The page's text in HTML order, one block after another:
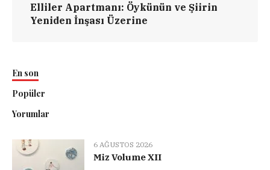
Elliler Apartmanı: Öykünün ve Şiirin
Yeniden İnşası Üzerine
En son
Popüler
Yorumlar
6 AĞUSTOS 2026
Miz Volume XII